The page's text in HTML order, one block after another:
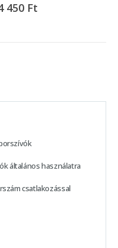
450 Ft
általános használatra
csatlakozással